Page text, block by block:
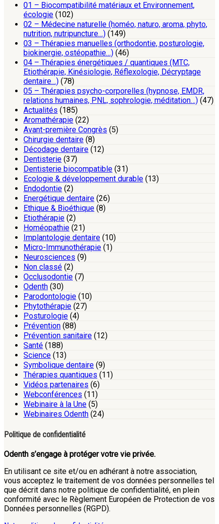
01 – Biocompatibilité matériaux et Environnement,
écologie (102)
02 – Médecine naturelle (homéo, naturo, aroma, phyto,
nutrition, nutripuncture…) (149)
03 – Thérapies manuelles (orthodontie, posturologie,
biokinergie, ostéopathie…) (46)
04 – Thérapies énergétiques / quantiques (MTC,
Etiothérapie, Kinésiologie, Réflexologie, Décryptage
dentaire…) (78)
05 – Thérapies psycho-corporelles (hypnose, EMDR,
relations humaines, PNL, sophrologie, méditation…) (47)
Actualités (185)
Aromathérapie (22)
Avant-première Congrès (5)
Chirurgie dentaire (8)
Décodage dentaire (12)
Dentisterie (37)
Dentisterie biocompatible (31)
Ecologie & développement durable (13)
Endodontie (2)
Energétique dentaire (26)
Ethique & Bioéthique (8)
Etiothérapie (2)
Homéopathie (21)
Implantologie dentaire (10)
Micro-Immunothérapie (1)
Neurosciences (9)
Non classé (2)
Occlusodontie (7)
Odenth (30)
Parodontologie (10)
Phytothérapie (27)
Posturologie (4)
Prévention (88)
Prévention sanitaire (12)
Santé (188)
Science (13)
Symbolique dentaire (9)
Thérapies quantiques (11)
Vidéos partenaires (6)
Webconférences (11)
Webinaire à la Une (5)
Webinaires Odenth (24)
Politique de confidentialité
Odenth s’engage à protéger votre vie privée.
En utilisant ce site et/ou en adhérant à notre association,
vous acceptez le traitement de vos données personnelles tel
que décrit dans notre politique de confidentialité, en plein
conformité avec le Règlement Européen de Protection de vos
Données personnelles (RGPD).